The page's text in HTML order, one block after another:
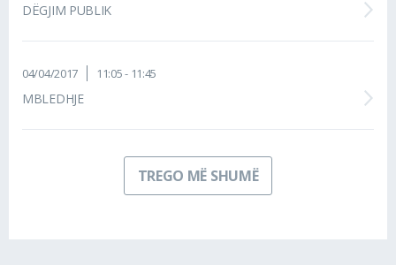
DËGJIM PUBLIK
04/04/2017 11:05 - 11:45
MBLEDHJE
TREGO MË SHUMË